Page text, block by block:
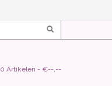
0 Artikelen - €--,--